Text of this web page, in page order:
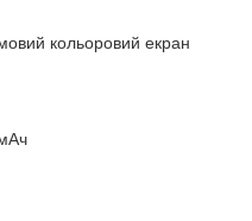
кольоровий екран